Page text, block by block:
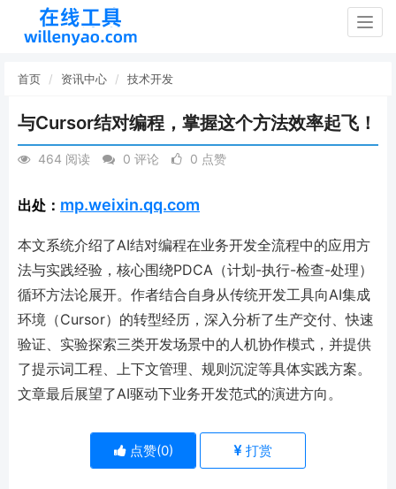
首页 资讯中心 技术开发
与Cursor结对编程，掌握这个方法效率起飞！
464 阅读 0 评论 0 点赞
出处： mp.weixin.qq.com
本文系统介绍了AI结对编程在业务开发全流程中的应用方
法与实践经验，核心围绕PDCA（计划-执行-检查-处理）
循环方法论展开。作者结合自身从传统开发工具向AI集成
环境（Cursor）的转型经历，深入分析了生产交付、快速
验证、实验探索三类开发场景中的人机协作模式，并提供
了提示词工程、上下文管理、规则沉淀等具体实践方案。
文章最后展望了AI驱动下业务开发范式的演进方向。
点赞(0) 打赏